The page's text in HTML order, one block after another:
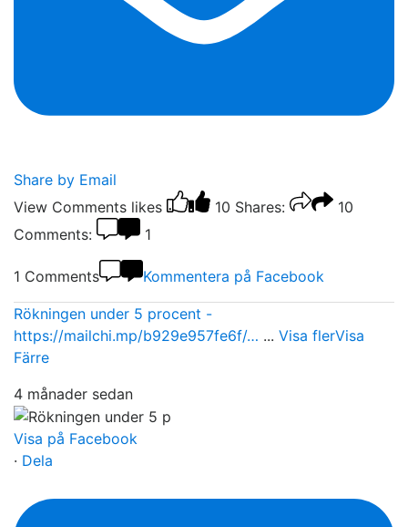
Share by Email
View Comments likes 10 Shares:
10
Comments:
1
1 Comments Kommentera på Facebook
Rökningen under 5 procent -
https://mailchi.mp/b929e957fe6f/… ... Visa flerVisa
Färre
4 månader sedan
Visa på Facebook
· Dela